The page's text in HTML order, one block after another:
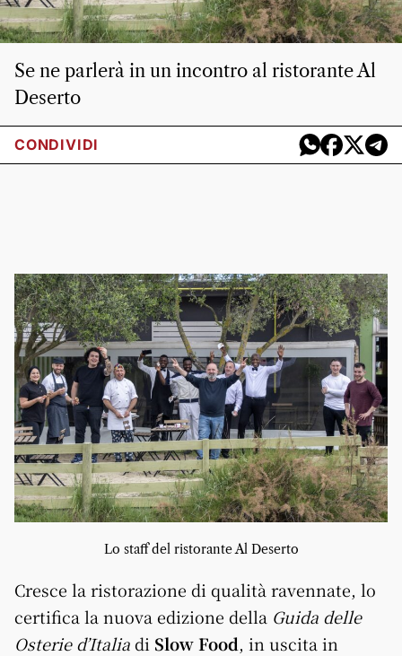
Se ne parlerà in un incontro al ristorante Al
Deserto
CONDIVIDI
Lo staff del ristorante Al Deserto
Cresce la ristorazione di qualità ravennate, lo
certifica la nuova edizione della Guida delle
Osterie d’Italiadi Slow Food, in uscita in